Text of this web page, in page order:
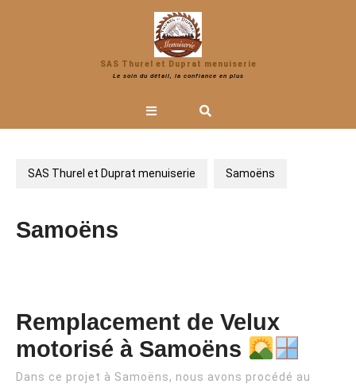
SAS Thurel et Duprat menuiserie
Le soin du détail, la confiance en plus
Open
SAS Thurel et Duprat menuiserie Samoëns
Samoëns
Remplacement de Velux
motorisé à Samoëns
Dans ce projet à Samoëns, nous avons procédé au